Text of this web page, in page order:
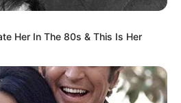
Her In The 80s & This Is Her